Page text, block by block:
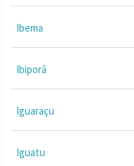
Ibema
Ibiporã
Iguaraçu
Iguatu